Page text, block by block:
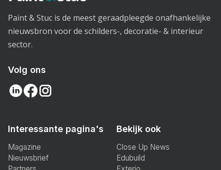
Paint & Stuc is de meest geraadpleegde onafhankelijke
nieuwsbron voor de schilders-, decoratie- & interieur
sector.
Volg ons
Interessante pagina's
Magazine
Nieuwsbrief
Bekijk ook
Close Up News
Edubuild